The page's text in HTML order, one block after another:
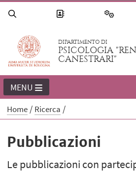
DIPARTIMENTO DI
PSICOLOGIA
CANESTRARI"
MENU
Home Ricerca
Pubblicazioni
Le pubblicazioni con